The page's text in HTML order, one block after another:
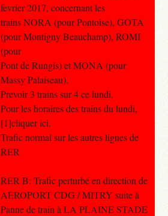
fevrier 2017, concernant les
trains NORA (pour Pontoise), GOTA
(pour Montigny Beauchamp), ROMI
(pour
Pont de Rungis) et MONA (pour
Massy Palaiseau).
Prevoir 3 trains sur 4 ce lundi.
Pour les horaires des trains du lundi,
[1]cliquer ici.
Trafic normal sur les autres lignes de
RER
RER B: Trafic perturbé en direction de
AEROPORT CDG / MITRY suite à
Panne de train à LA PLAINE STADE